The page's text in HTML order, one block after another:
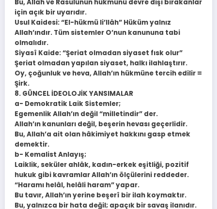
Bu, Allah ve Rasulünün hükmünü devre dışı bırakanlar
için açık bir uyarıdır.
Usul Kaidesi: “El-hükmü li’llâh” Hüküm yalnız
Allah’ındır. Tüm sistemler O’nun kanununa tabi
olmalıdır.
Siyasî Kaide: “Şeriat olmadan siyaset fısk olur”
Şeriat olmadan yapılan siyaset, halkı ilahlaştırır.
Oy, çoğunluk ve heva, Allah’ın hükmüne tercih edilir =
Şirk.
8. GÜNCEL İDEOLOJİK YANSIMALAR
a- Demokratik Laik Sistemler;
Egemenlik Allah’ın değil “milletindir” der.
Allah’ın kanunları değil, beşerin hevası geçerlidir.
Bu, Allah’a ait olan hâkimiyet hakkını gasp etmek
demektir.
b- Kemalist Anlayış;
Laiklik, seküler ahlâk, kadın-erkek eşitliği, pozitif
hukuk gibi kavramlar Allah’ın ölçülerini reddeder.
“Haramı helâl, helâli haram” yapar.
Bu tavır, Allah’ın yerine beşerî bir ilah koymaktır.
Bu, yalnızca bir hata değil; apaçık bir savaş ilanıdır.